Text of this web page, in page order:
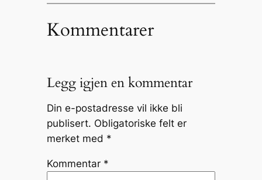
Kommentarer
Legg igjen en kommentar
Din e-postadresse vil ikke bli
publisert. Obligatoriske felt er
merket med *
Kommentar *